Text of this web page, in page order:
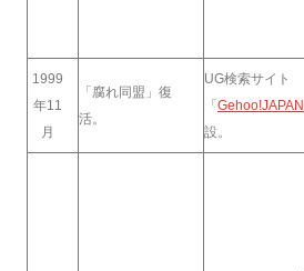
1999
年11
月
「腐れ同盟」復
活。
UG検索サイト
「Gehoo!JAPAN
設。